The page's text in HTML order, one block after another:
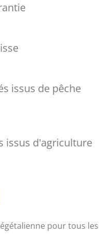
issus de pêche
issus d'agriculture
pour tous les